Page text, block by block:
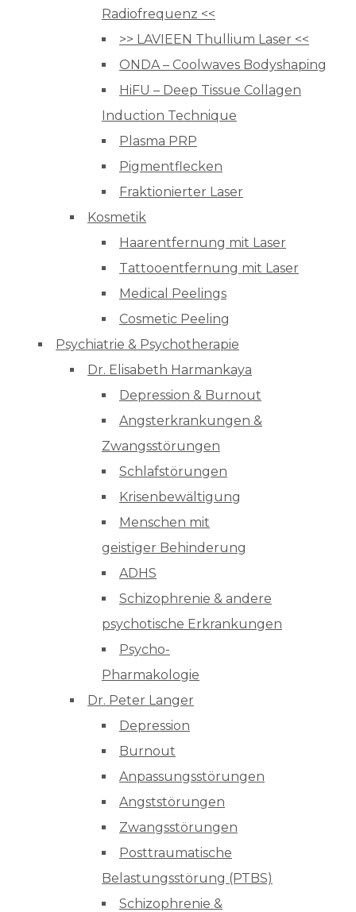
Radiofrequenz <<
>> LAVIEEN Thullium Laser <<
ONDA – Coolwaves Bodyshaping
HiFU – Deep Tissue Collagen
Induction Technique
Plasma PRP
Pigmentflecken
Fraktionierter Laser
Kosmetik
Haarentfernung mit Laser
Tattooentfernung mit Laser
Medical Peelings
Cosmetic Peeling
Psychiatrie & Psychotherapie
Dr. Elisabeth Harmankaya
Depression & Burnout
Angsterkrankungen &
Zwangsstörungen
Schlafstörungen
Krisenbewältigung
Menschen mit
geistiger Behinderung
ADHS
Schizophrenie & andere
psychotische Erkrankungen
Psycho-
Pharmakologie
Dr. Peter Langer
Depression
Burnout
Anpassungsstörungen
Angststörungen
Zwangsstörungen
Posttraumatische
Belastungsstörung (PTBS)
Schizophrenie &